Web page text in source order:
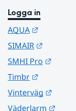
Logga in
AQUA
SIMAIR
SMHI Pro
Timbr
Vinterväg
Väderlarm